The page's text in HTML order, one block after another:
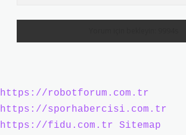
https://robotforum.com.tr
https://sporhabercisi.com.tr
https://fidu.com.tr
Sitemap